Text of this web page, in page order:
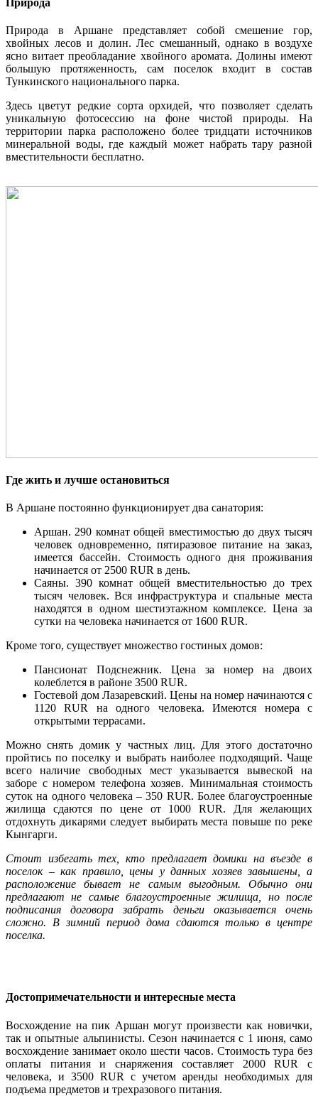
Природа
Природа в Аршане представляет собой смешение гор,
хвойных лесов и долин. Лес смешанный, однако в воздухе
ясно витает преобладание хвойного аромата. Долины имеют
большую протяженность, сам поселок входит в состав
Тункинского национального парка.
Здесь цветут редкие сорта орхидей, что позволяет сделать
уникальную фотосессию на фоне чистой природы. На
территории парка расположено более тридцати источников
минеральной воды, где каждый может набрать тару разной
вместительности бесплатно.
Где жить и лучше остановиться
В Аршане постоянно функционирует два санатория:
Аршан. 290 комнат общей вместимостью до двух тысяч
человек одновременно, пятиразовое питание на заказ,
имеется бассейн. Стоимость одного дня проживания
начинается от 2500 RUR в день.
Саяны. 390 комнат общей вместительностью до трех
тысяч человек. Вся инфраструктура и спальные места
находятся в одном шестиэтажном комплексе. Цена за
сутки на человека начинается от 1600 RUR.
Кроме того, существует множество гостиных домов:
Пансионат Подснежник. Цена за номер на двоих
колеблется в районе 3500 RUR.
Гостевой дом Лазаревский. Цены на номер начинаются с
1120 RUR на одного человека. Имеются номера с
открытыми террасами.
Можно снять домик у частных лиц. Для этого достаточно
пройтись по поселку и выбрать наиболее подходящий. Чаще
всего наличие свободных мест указывается вывеской на
заборе с номером телефона хозяев. Минимальная стоимость
суток на одного человека – 350 RUR. Более благоустроенные
жилища сдаются по цене от 1000 RUR. Для желающих
отдохнуть дикарями следует выбирать места повыше по реке
Кынгарги.
Стоит избегать тех, кто предлагает домики на въезде в
поселок – как правило, цены у данных хозяев завышены, а
расположение бывает не самым выгодным. Обычно они
предлагают не самые благоустроенные жилища, но после
подписания договора забрать деньги оказывается очень
сложно. В зимний период дома сдаются только в центре
поселка.
Достопримечательности и интересные места
Восхождение на пик Аршан могут произвести как новички,
так и опытные альпинисты. Сезон начинается с 1 июня, само
восхождение занимает около шести часов. Стоимость тура без
оплаты питания и снаряжения составляет 2000 RUR с
человека, и 3500 RUR с учетом аренды необходимых для
подъема предметов и трехразового питания.